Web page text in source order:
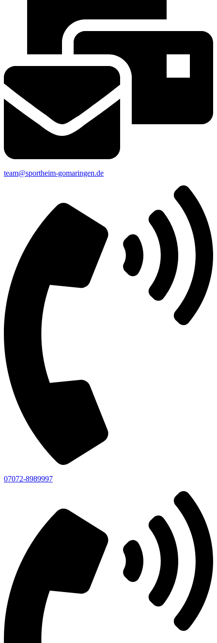
team@sportheim-gomaringen.de
07072-8989997